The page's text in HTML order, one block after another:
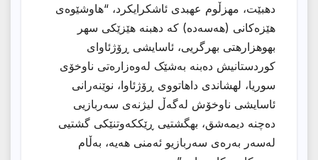
دهبێت، مهزڵوم عهبدی ئاشكرایكرد، “هاوشێوەی
هێزەکانی (هەسەدە) كه دهبنه هێزێكی سهر
بهوهزارهتی بهرگریی، ئاسایشی ڕۆژئاوای
كوردستانیش دەبنە بەشێک لەوەزارەتی ناوخۆی
سوریا، لهشاندی داهاتووی ڕۆژئاوا، نوێنەرانی
ئاسایشی ناوخۆش لەگەڵ لیژنەی سەربازیی
دەچنە دیمەشق، بهگشتیی ڕێککەوتنێکی گشتیی
لەسەر بەرەی سەربازیو ئەمنی هەیە، بەڵام